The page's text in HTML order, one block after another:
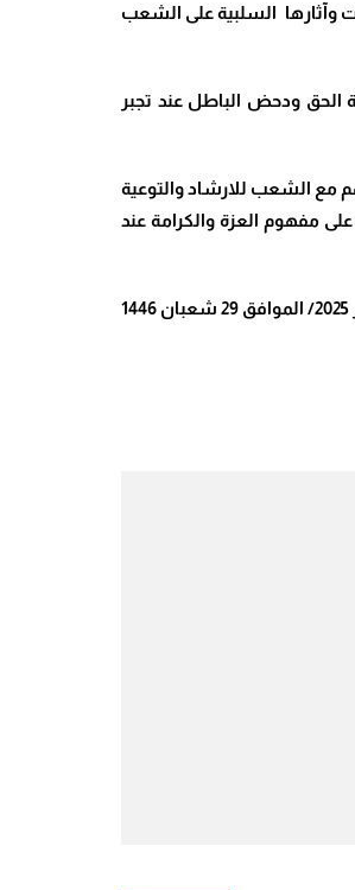
وآثارها السلبية على الشعب
الحق ودحض الباطل عند تجبر
مع الشعب للارشاد والتوعية
مفهوم العزة والكرامة عند